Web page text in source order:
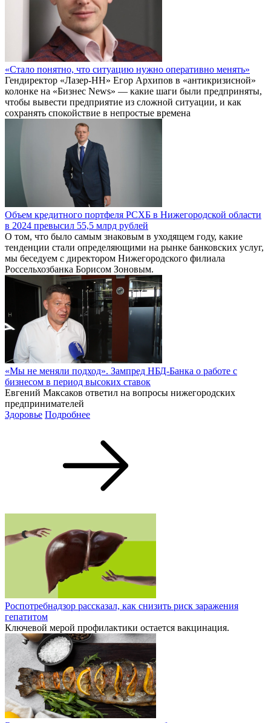
«Стало понятно, что ситуацию нужно оперативно менять»
Гендиректор «Лазер-НН» Егор Архипов в «антикризисной»
колонке на «Бизнес News» — какие шаги были предприняты,
чтобы вывести предприятие из сложной ситуации, и как
сохранять спокойствие в непростые времена
Объем кредитного портфеля РСХБ в Нижегородской области
в 2024 превысил 55,5 млрд рублей
О том, что было самым знаковым в уходящем году, какие
тенденции стали определяющими на рынке банковских услуг,
мы беседуем с директором Нижегородского филиала
Россельхозбанка Борисом Зоновым.
«Мы не меняли подход». Зампред НБД-Банка о работе с
бизнесом в период высоких ставок
Евгений Максаков ответил на вопросы нижегородских
предпринимателей
Здоровье Подробнее
Роспотребнадзор рассказал, как снизить риск заражения
гепатитом
Ключевой мерой профилактики остается вакцинация.